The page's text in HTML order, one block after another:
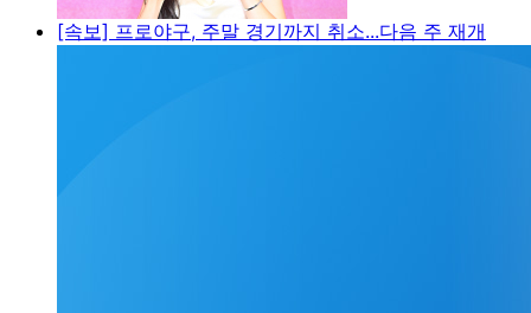
[속보] 프로야구, 주말 경기까지 취소...다음 주 재개